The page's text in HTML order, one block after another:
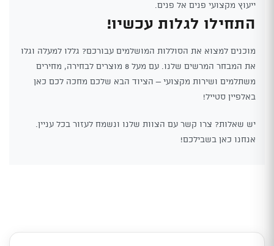
ייעוץ מקצועי פנים אל פנים.
התחילו לגלות עכשיו!
מוכנים למצוא את הסוללות המושלמים עבורכם? גללו למעלה וגלו
את המבחר המרשים שלנו. עם מעל 8 מוצרים לבחירה, מחירים
משתלמים ושירות מקצועי – הציוד הבא שלכם מחכה לכם כאן
באלפיין סטייל!
יש שאלות? צרו קשר עם הצוות שלנו ונשמח לעזור בכל עניין.
אנחנו כאן בשבילכם!